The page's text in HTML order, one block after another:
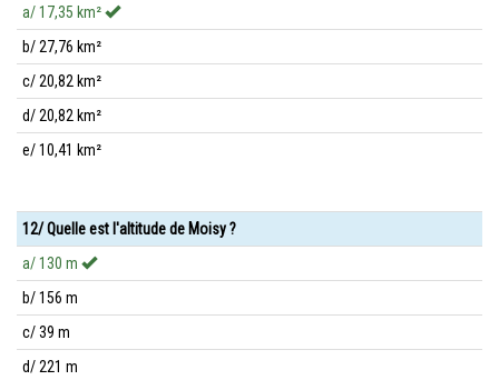
a/ 17,35 km²
b/ 27,76 km²
c/ 20,82 km²
d/ 20,82 km²
e/ 10,41 km²
12/ Quelle est l'altitude de Moisy ?
a/ 130 m
b/ 156 m
c/ 39 m
d/ 221 m